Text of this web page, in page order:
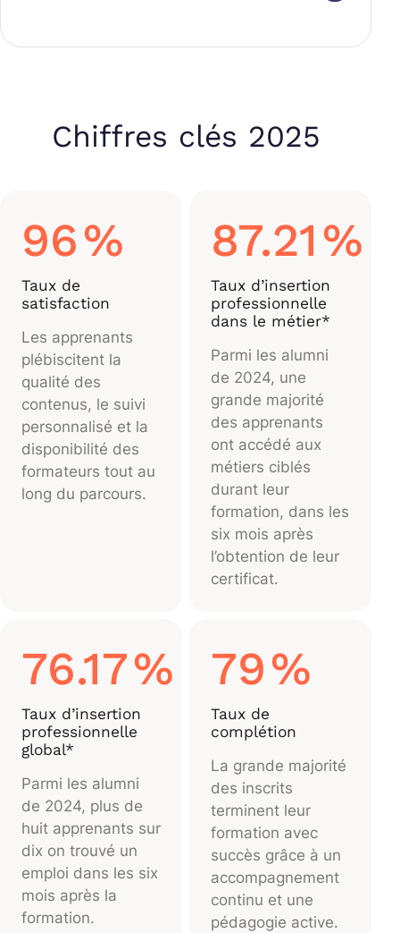
Chiffres clés 2025
96%
Taux de
satisfaction
Les apprenants
plébiscitent la
qualité des
contenus, le suivi
personnalisé et la
disponibilité des
formateurs tout au
long du parcours.
87.21%
Taux d’insertion
professionnelle
dans le métier*
Parmi les alumni
de 2024, une
grande majorité
des apprenants
ont accédé aux
métiers ciblés
durant leur
formation, dans les
six mois après
l’obtention de leur
certificat.
76.17%
Taux d’insertion
professionnelle
global*
Parmi les alumni
de 2024, plus de
huit apprenants sur
dix on trouvé un
emploi dans les six
mois après la
formation.
79%
Taux de
complétion
La grande majorité
des inscrits
terminent leur
formation avec
succès grâce à un
accompagnement
continu et une
pédagogie active.